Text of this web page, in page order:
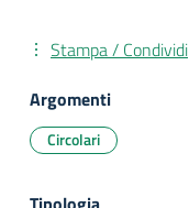
Stampa / Condividi
Argomenti
Circolari